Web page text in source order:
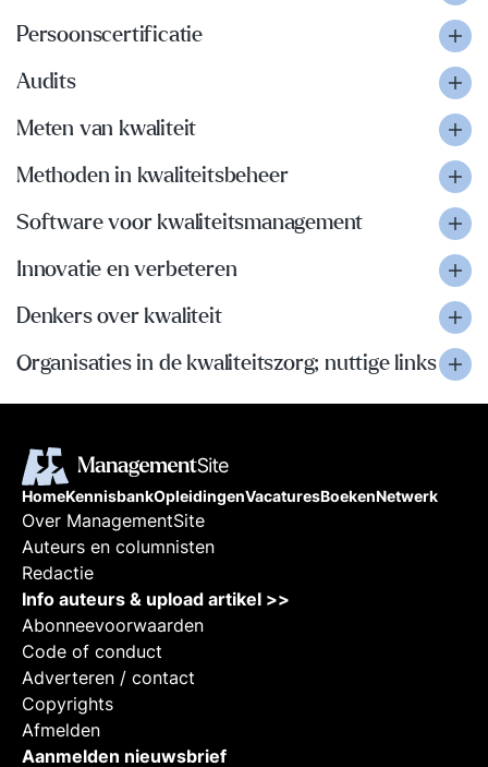
Persoonscertificatie
Audits
Meten van kwaliteit
Methoden in kwaliteitsbeheer
Software voor kwaliteitsmanagement
Innovatie en verbeteren
Denkers over kwaliteit
Organisaties in de kwaliteitszorg; nuttige links
HomeKennisbankOpleidingenVacaturesBoekenNetwerk
Over ManagementSite
Auteurs en columnisten
Redactie
Info auteurs & upload artikel >>
Abonneevoorwaarden
Code of conduct
Adverteren / contact
Copyrights
Afmelden
Aanmelden nieuwsbrief